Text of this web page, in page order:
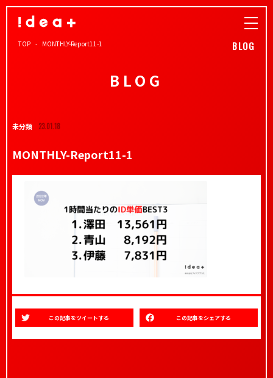
BLOG
TOP MONTHLY-Report11-1
BLOG
未分類 23.01.18
MONTHLY-Report11-1
この記事をツイートする この記事をシェアする